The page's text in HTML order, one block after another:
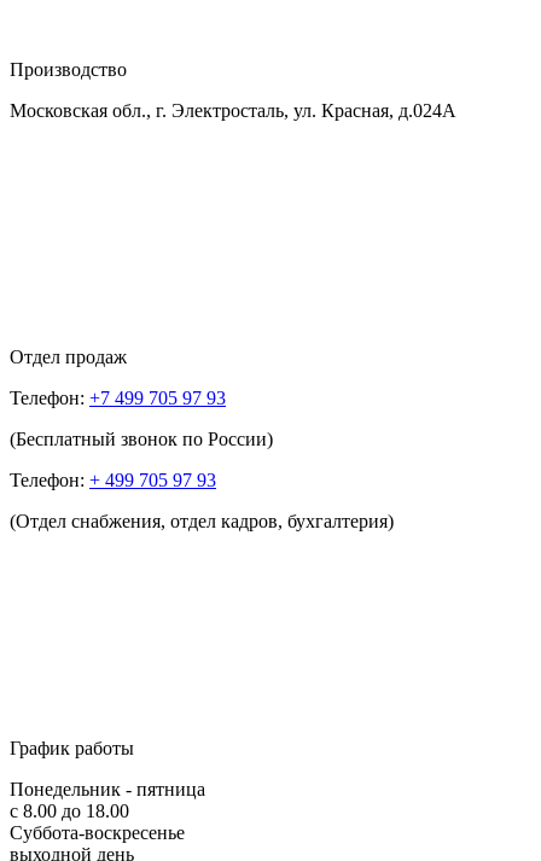
Производство
Московская обл., г. Электросталь, ул. Красная, д.024А
Отдел продаж
Телефон: +7 499 705 97 93
(Бесплатный звонок по России)
Телефон: + 499 705 97 93
(Отдел снабжения, отдел кадров, бухгалтерия)
График работы
Понедельник - пятница
с 8.00 до 18.00
Суббота-воскресенье
выходной день